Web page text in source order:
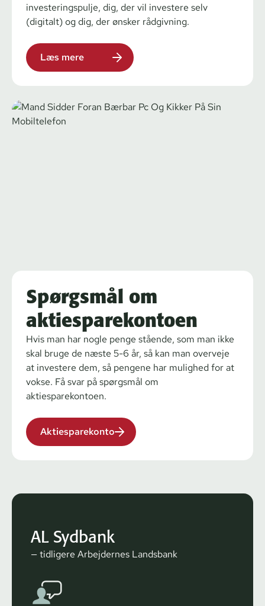
investeringspulje, dig, der vil investere selv
(digitalt) og dig, der ønsker rådgivning.
Læs mere
Spørgsmål om
aktiesparekontoen
Hvis man har nogle penge stående, som man ikke
skal bruge de næste 5-6 år, så kan man overveje
at investere dem, så pengene har mulighed for at
vokse. Få svar på spørgsmål om
aktiesparekontoen.
Aktiesparekonto
AL Sydbank
— tidligere Arbejdernes Landsbank